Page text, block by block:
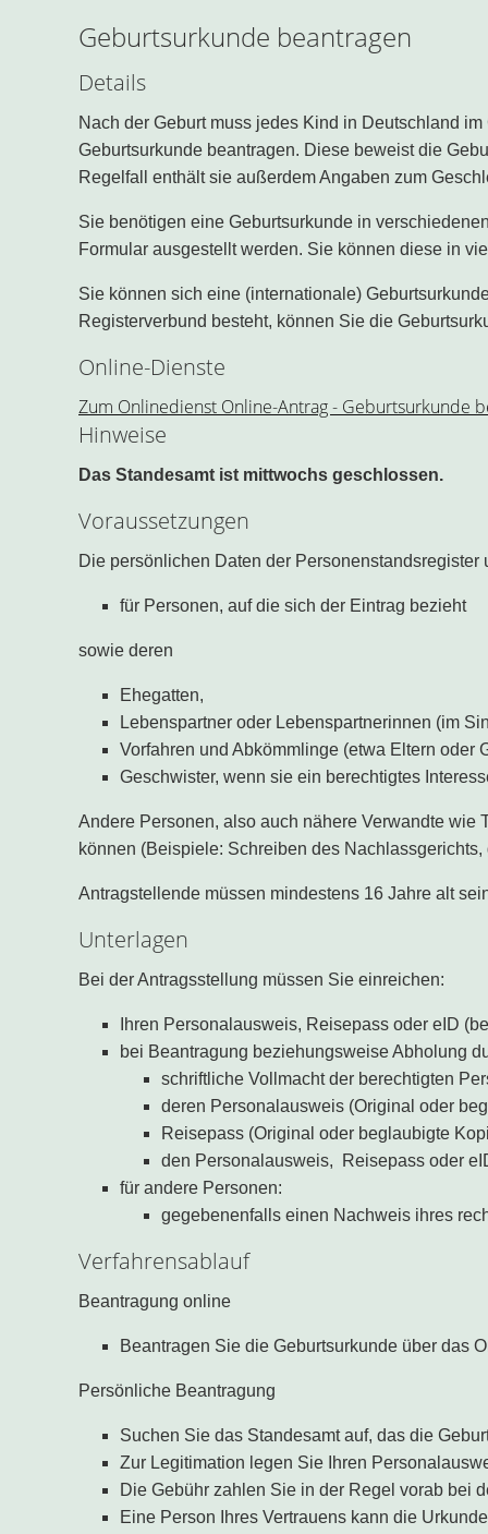
Geburtsurkunde beantragen
Details
Nach der Geburt muss jedes Kind in Deutschland
Geburtsurkunde beantragen. Diese beweist die
Regelfall enthält sie außerdem Angaben zum
Sie benötigen eine Geburtsurkunde in
Formular ausgestellt werden. Sie können diese in
Sie können sich eine (internationale)
Registerverbund besteht, können Sie die
Online-Dienste
Zum Onlinedienst Online-Antrag - Geburtsurkunde
Hinweise
Das Standesamt ist mittwochs geschlossen.
Voraussetzungen
Die persönlichen Daten der
für Personen, auf die sich der Eintrag bezieht
sowie deren
Ehegatten,
Lebenspartner oder Lebenspartnerinnen (im
Vorfahren und Abkömmlinge (etwa Eltern oder
Geschwister, wenn sie ein berechtigtes
Andere Personen, also auch nähere Verwandte wie
können (Beispiele: Schreiben des
Antragstellende müssen mindestens 16 Jahre alt
Unterlagen
Bei der Antragsstellung müssen Sie einreichen:
Ihren Personalausweis, Reisepass oder eID
bei Beantragung beziehungsweise Abholung
schriftliche Vollmacht der berechtigten
deren Personalausweis (Original oder
Reisepass (Original oder beglaubigte
den Personalausweis, Reisepass oder
für andere Personen:
gegebenenfalls einen Nachweis ihres
Verfahrensablauf
Beantragung online
Beantragen Sie die Geburtsurkunde über das
Persönliche Beantragung
Suchen Sie das Standesamt auf, das die
Zur Legitimation legen Sie Ihren
Die Gebühr zahlen Sie in der Regel vorab bei
Eine Person Ihres Vertrauens kann die